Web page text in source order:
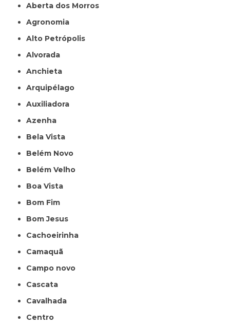
Aberta dos Morros
Agronomia
Alto Petrópolis
Alvorada
Anchieta
Arquipélago
Auxiliadora
Azenha
Bela Vista
Belém Novo
Belém Velho
Boa Vista
Bom Fim
Bom Jesus
Cachoeirinha
Camaquã
Campo novo
Cascata
Cavalhada
Centro